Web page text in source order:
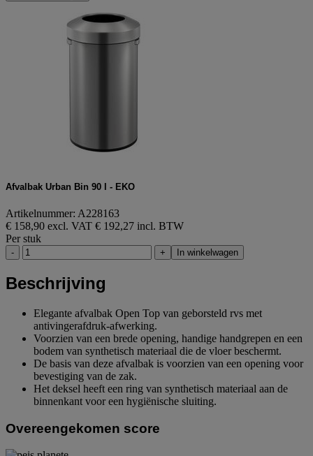
Afvalbak Urban Bin 90 l - EKO
Artikelnummer: A228163
€ 158,90 excl. VAT € 192,27 incl. BTW
Per stuk
- + In winkelwagen
Beschrijving
Elegante afvalbak Open Top van geborsteld rvs met
antivingerafdruk-afwerking.
Voorzien van een brede opening, handige handgrepen en een
bodem van synthetisch materiaal die de vloer beschermt.
De basis van deze afvalbak is voorzien van een opening voor
bevestiging van de zak.
Het deksel heeft een ring van synthetisch materiaal aan de
binnenkant voor een hygiënische sluiting.
Overeengekomen score